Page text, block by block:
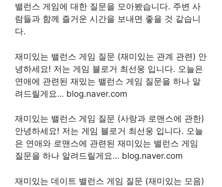
밸런스 게임에 대한 질문을 모아봤습니다. 주변 사
람들과 함께 즐거운 시간을 보내면 좋을 것 같습니
다.
재미있는 밸런스 게임 질문 (재미있는 관계 관련) 안
녕하세요! 저는 게임 블로거 최선웅 입니다. 오늘은
연애에 관련된 재밌는 밸런스 게임 질문을 하나 알
려드릴게요… blog.naver.com
재미있는 밸런스 게임 질문 (사랑과 로맨스에 관한)
안녕하세요! 저는 게임 블로거 최선웅 입니다. 오늘
은 연애와 로맨스에 관련된 재미있는 밸런스 게임
질문을 하나 알려드릴게요… blog.naver.com
재미있는 데이트 밸런스 게임 질문 (재미있는 모음)